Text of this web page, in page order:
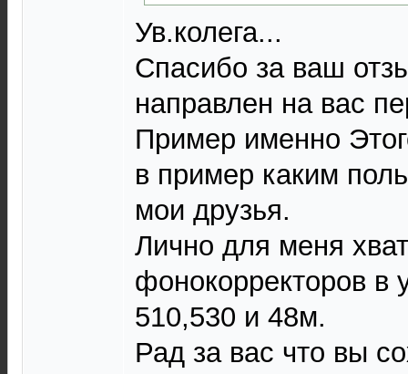
Ув.колега...
Спасибо за ваш
направлен на вас
Пример именно
в пример каким
мои друзья.
Лично для меня
фонокорректоров в
510,530 и 48м.
Рад за вас что вы